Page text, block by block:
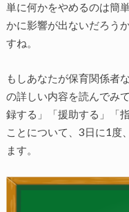
単に何かをやめるのは簡
かに影響が出ないだろう
すね。
もしあなたが保育関係者な
の詳しい内容を読んでみ
録する」「援助する」「
ことについて、3日に1度
ます。